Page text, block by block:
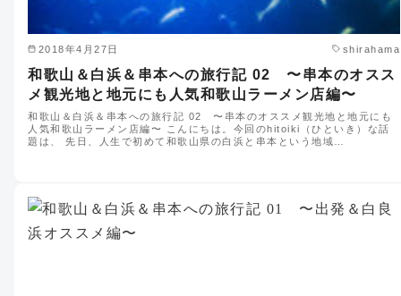
2018年4月27日 shirahama
和歌山＆白浜＆串本への旅行記 02 〜串本のオスス
メ観光地と地元にも人気和歌山ラーメン店編〜
和歌山＆白浜＆串本への旅行記 02 〜串本のオススメ観光地と地元にも
人気和歌山ラーメン店編〜 こんにちは。今回のhitoiki（ひといき）な話
題は、 先日、人生で初めて和歌山県の白浜と串本という地域…